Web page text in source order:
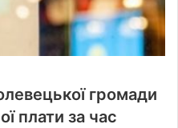
громади
плати за час